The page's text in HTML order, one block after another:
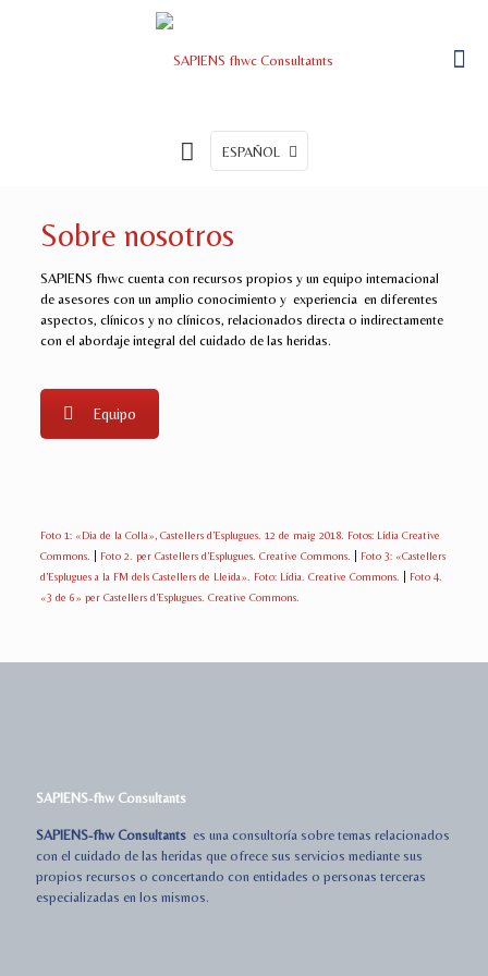
ESPAÑOL
Sobre nosotros
SAPIENS fhwc cuenta con recursos propios y un equipo internacional
de asesores con un amplio conocimiento y experiencia en diferentes
aspectos, clínicos y no clínicos, relacionados directa o indirectamente
con el abordaje integral del cuidado de las heridas.
Equipo
Foto 1: «Dia de la Colla», Castellers d’Esplugues. 12 de maig 2018. Fotos: Lídia Creative
Commons.
Foto 2. per Castellers d’Esplugues. Creative Commons.
Foto 3: «Castellers
d’Esplugues a la FM dels Castellers de Lleida». Foto: Lídia. Creative Commons.
Foto 4.
«3 de 6» per Castellers d’Esplugues. Creative Commons.
SAPIENS-fhw Consultants
SAPIENS-fhw Consultants es una consultoría sobre temas relacionados
con el cuidado de las heridas que ofrece sus servicios mediante sus
propios recursos o concertando con entidades o personas terceras
especializadas en los mismos.